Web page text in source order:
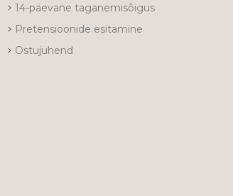
14-päevane taganemisõigus
Pretensioonide esitamine
Ostujuhend